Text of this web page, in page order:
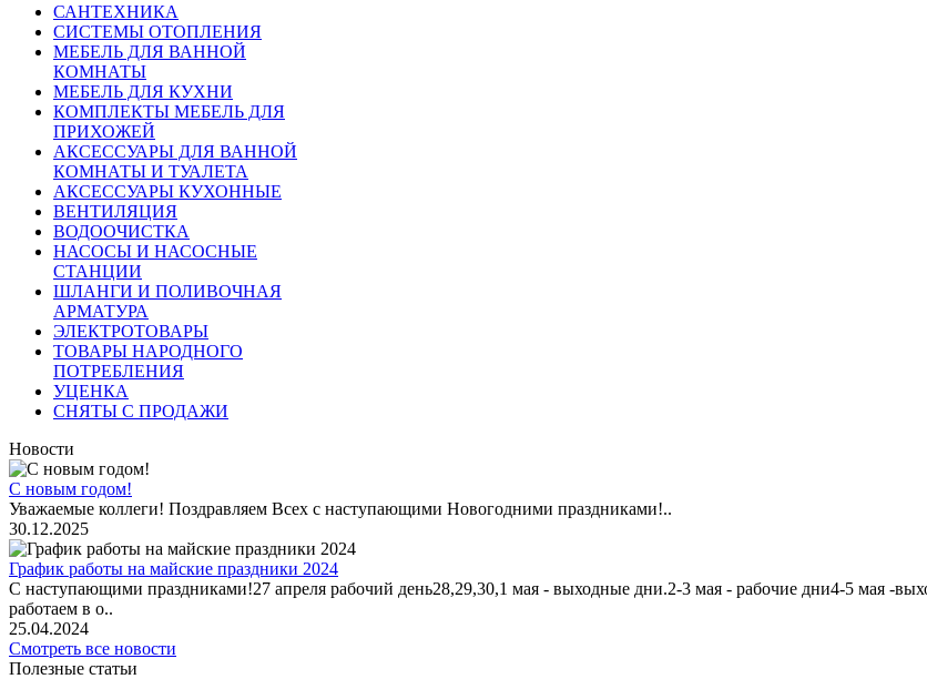
САНТЕХНИКА
СИСТЕМЫ ОТОПЛЕНИЯ
МЕБЕЛЬ ДЛЯ ВАННОЙ
КОМНАТЫ
МЕБЕЛЬ ДЛЯ КУХНИ
КОМПЛЕКТЫ МЕБЕЛЬ ДЛЯ
ПРИХОЖЕЙ
АКСЕССУАРЫ ДЛЯ ВАННОЙ
КОМНАТЫ И ТУАЛЕТА
АКСЕССУАРЫ КУХОННЫЕ
ВЕНТИЛЯЦИЯ
ВОДООЧИСТКА
НАСОСЫ И НАСОСНЫЕ
СТАНЦИИ
ШЛАНГИ И ПОЛИВОЧНАЯ
АРМАТУРА
ЭЛЕКТРОТОВАРЫ
ТОВАРЫ НАРОДНОГО
ПОТРЕБЛЕНИЯ
УЦЕНКА
СНЯТЫ С ПРОДАЖИ
Новости
С новым годом!
Уважаемые коллеги! Поздравляем Всех с наступающими Новогодними праздниками!..
30.12.2025
График работы на майские праздники 2024
С наступающими праздниками!27 апреля рабочий день28,29,30,1 мая - выходные дни.2-3 мая - рабочие дни4-5 мая -
работаем в о..
25.04.2024
Смотреть все новости
Полезные статьи